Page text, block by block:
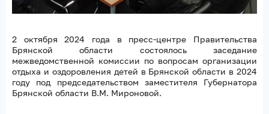
2 октября 2024 года в пресс-центре Правительства
Брянской области состоялось заседание
межведомственной комиссии по вопросам организации
отдыха и оздоровления детей в Брянской области в 2024
году под председательством заместителя Губернатора
Брянской области В.М. Мироновой.